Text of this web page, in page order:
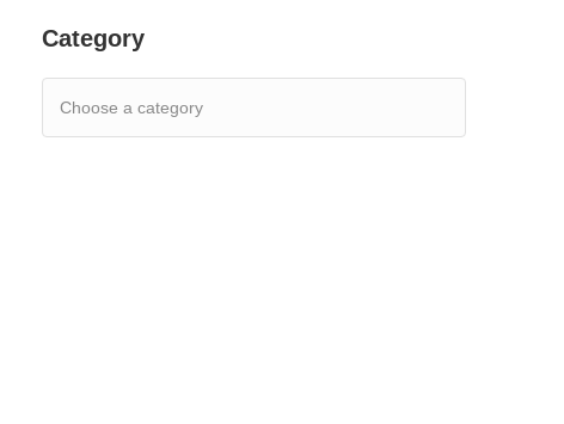
Category